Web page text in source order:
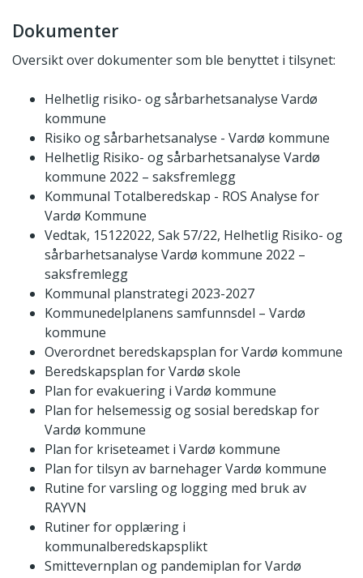
Dokumenter
Oversikt over dokumenter som ble benyttet i tilsynet:
Helhetlig risiko- og sårbarhetsanalyse Vardø
kommune
Risiko og sårbarhetsanalyse - Vardø kommune
Helhetlig Risiko- og sårbarhetsanalyse Vardø
kommune 2022 – saksfremlegg
Kommunal Totalberedskap - ROS Analyse for
Vardø Kommune
Vedtak, 15122022, Sak 57/22, Helhetlig Risiko- og
sårbarhetsanalyse Vardø kommune 2022 –
saksfremlegg
Kommunal planstrategi 2023-2027
Kommunedelplanens samfunnsdel – Vardø
kommune
Overordnet beredskapsplan for Vardø kommune
Beredskapsplan for Vardø skole
Plan for evakuering i Vardø kommune
Plan for helsemessig og sosial beredskap for
Vardø kommune
Plan for kriseteamet i Vardø kommune
Plan for tilsyn av barnehager Vardø kommune
Rutine for varsling og logging med bruk av
RAYVN
Rutiner for opplæring i
kommunalberedskapsplikt
Smittevernplan og pandemiplan for Vardø